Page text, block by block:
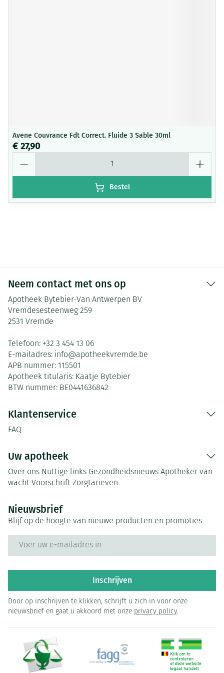
Avene Couvrance Fdt Correct. Fluide 3 Sable 30ml
€ 27,90
Bestel
Neem contact met ons op
Apotheek Bytebier-Van Antwerpen BV
Vremdesesteenweg 259
2531 Vremde
Telefoon: +32 3 454 13 06
E-mailadres: info@apotheekvremde.be
APB nummer: 115501
Apotheek titularis: Kaatje Bytebier
BTW nummer: BE0441636842
Klantenservice
FAQ
Uw apotheek
Over ons Nuttige links Gezondheidsnieuws Apotheker van
wacht Voorschrift Zorgtarieven
Nieuwsbrief
Blijf op de hoogte van nieuwe producten en promoties
Inschrijven
Door op inschrijven te klikken, schrijft u zich in voor onze
nieuwsbrief en gaat u akkoord met onze privacy policy.